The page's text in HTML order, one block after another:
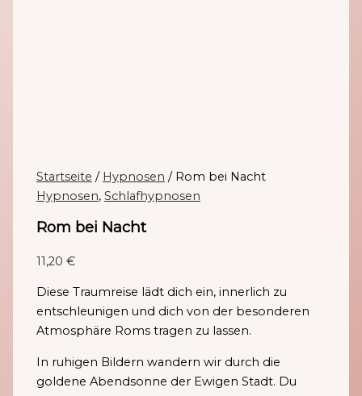
Startseite / Hypnosen / Rom bei Nacht
Hypnosen,Schlafhypnosen
Rom bei Nacht
11,20€
Diese Traumreise lädt dich ein, innerlich zu
entschleunigen und dich von der besonderen
Atmosphäre Roms tragen zu lassen.
In ruhigen Bildern wandern wir durch die
goldene Abendsonne der Ewigen Stadt. Du